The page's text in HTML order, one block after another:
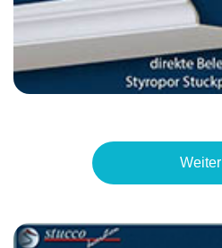
Weiter